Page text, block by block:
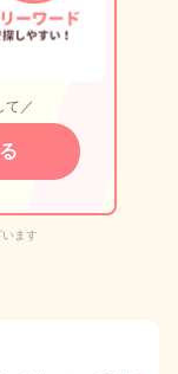
て／
ます